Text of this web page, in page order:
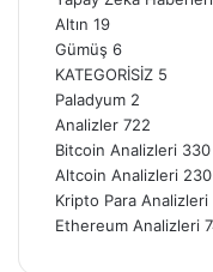
Altın 19
Gümüş 6
KATEGORİSİZ 5
Paladyum 2
Analizler 722
Bitcoin Analizleri 330
Altcoin Analizleri 230
Kripto Para Analizleri
Ethereum Analizleri